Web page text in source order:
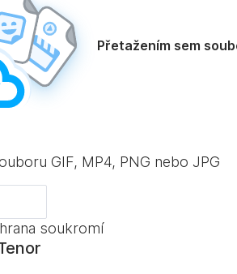
Přetažením sem
GIF, MP4, PNG nebo JPG
soukromí